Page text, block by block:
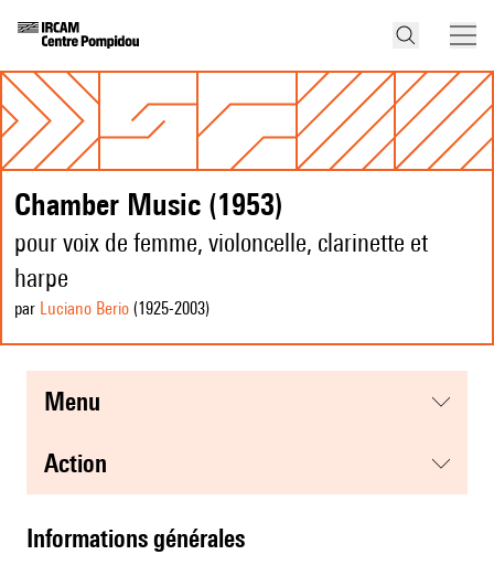
Chamber Music (1953)
pour voix de femme, violoncelle, clarinette et
harpe
par Luciano Berio (1925-2003)
menu
action
informations générales